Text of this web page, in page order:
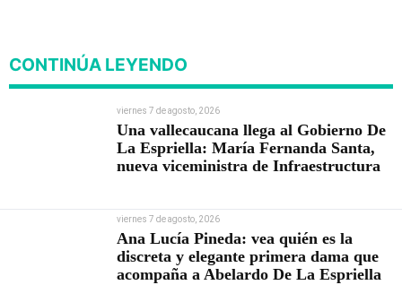
CONTINÚA LEYENDO
viernes 7 de agosto, 2026
Una vallecaucana llega al Gobierno De
La Espriella: María Fernanda Santa,
nueva viceministra de Infraestructura
viernes 7 de agosto, 2026
Ana Lucía Pineda: vea quién es la
discreta y elegante primera dama que
acompaña a Abelardo De La Espriella